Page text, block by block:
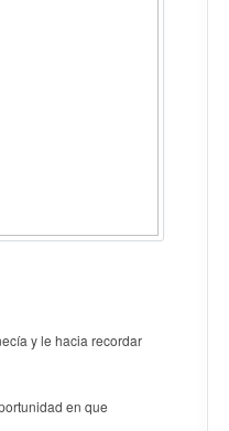
y le hacia recordar
en que